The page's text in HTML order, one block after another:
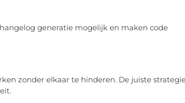
generatie mogelijk en maken code
zonder elkaar te hinderen. De juiste